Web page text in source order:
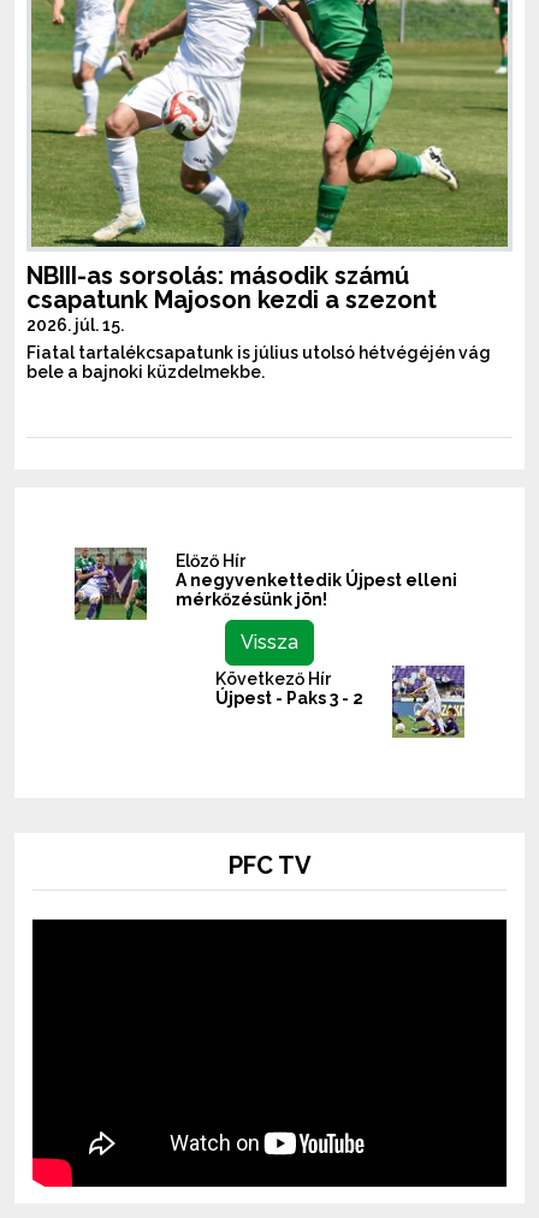
NBIII-as sorsolás: második számú
csapatunk Majoson kezdi a szezont
2026. júl. 15.
Fiatal tartalékcsapatunk is július utolsó hétvégéjén vág
bele a bajnoki küzdelmekbe.
Előző Hír
A negyvenkettedik Újpest elleni
mérkőzésünk jön!
Vissza
Következő Hír
Újpest - Paks 3 - 2
PFC TV